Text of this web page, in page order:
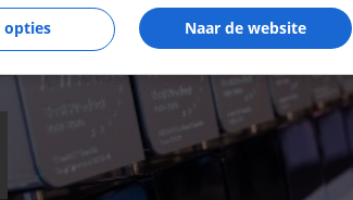
Naar de website
opties